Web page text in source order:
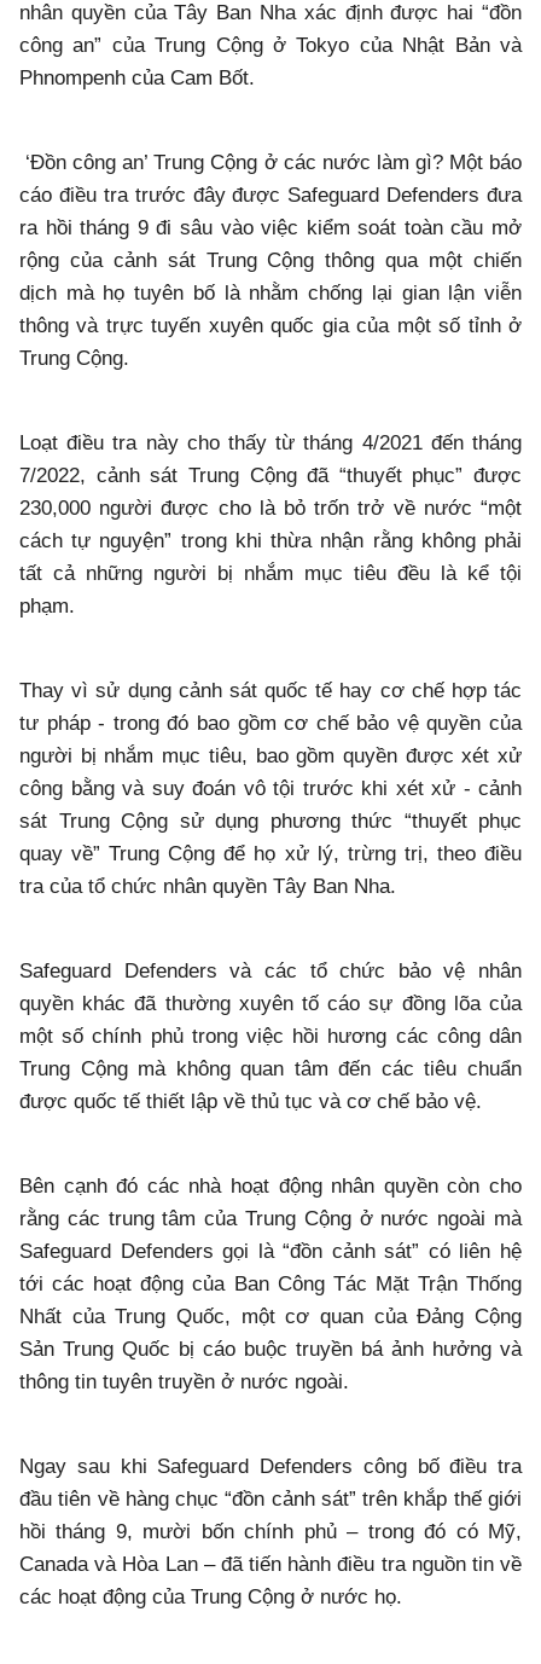
nhân quyền của Tây Ban Nha xác định được hai “đồn
công an” của Trung Cộng ở Tokyo của Nhật Bản và
Phnompenh của Cam Bốt.
‘Đồn công an’ Trung Cộng ở các nước làm gì? Một báo
cáo điều tra trước đây được Safeguard Defenders đưa
ra hồi tháng 9 đi sâu vào việc kiểm soát toàn cầu mở
rộng của cảnh sát Trung Cộng thông qua một chiến
dịch mà họ tuyên bố là nhằm chống lại gian lận viễn
thông và trực tuyến xuyên quốc gia của một số tỉnh ở
Trung Cộng.
Loạt điều tra này cho thấy từ tháng 4/2021 đến tháng
7/2022, cảnh sát Trung Cộng đã “thuyết phục” được
230,000 người được cho là bỏ trốn trở về nước “một
cách tự nguyện” trong khi thừa nhận rằng không phải
tất cả những người bị nhắm mục tiêu đều là kể tội
phạm.
Thay vì sử dụng cảnh sát quốc tế hay cơ chế hợp tác
tư pháp - trong đó bao gồm cơ chế bảo vệ quyền của
người bị nhắm mục tiêu, bao gồm quyền được xét xử
công bằng và suy đoán vô tội trước khi xét xử - cảnh
sát Trung Cộng sử dụng phương thức “thuyết phục
quay về” Trung Cộng để họ xử lý, trừng trị, theo điều
tra của tổ chức nhân quyền Tây Ban Nha.
Safeguard Defenders và các tổ chức bảo vệ nhân
quyền khác đã thường xuyên tố cáo sự đồng lõa của
một số chính phủ trong việc hồi hương các công dân
Trung Cộng mà không quan tâm đến các tiêu chuẩn
được quốc tế thiết lập về thủ tục và cơ chế bảo vệ.
Bên cạnh đó các nhà hoạt động nhân quyền còn cho
rằng các trung tâm của Trung Cộng ở nước ngoài mà
Safeguard Defenders gọi là “đồn cảnh sát” có liên hệ
tới các hoạt động của Ban Công Tác Mặt Trận Thống
Nhất của Trung Quốc, một cơ quan của Đảng Cộng
Sản Trung Quốc bị cáo buộc truyền bá ảnh hưởng và
thông tin tuyên truyền ở nước ngoài.
Ngay sau khi Safeguard Defenders công bố điều tra
đầu tiên về hàng chục “đồn cảnh sát” trên khắp thế giới
hồi tháng 9, mười bốn chính phủ – trong đó có Mỹ,
Canada và Hòa Lan – đã tiến hành điều tra nguồn tin về
các hoạt động của Trung Cộng ở nước họ.